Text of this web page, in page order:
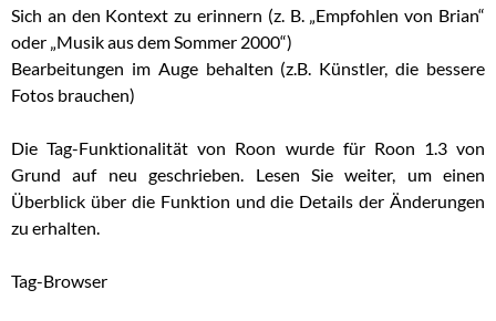
Sich an den Kontext zu erinnern (z. B. „Empfohlen von Brian“
oder „Musik aus dem Sommer 2000“)
Bearbeitungen im Auge behalten (z.B. Künstler, die bessere
Fotos brauchen)
Die Tag-Funktionalität von Roon wurde für Roon 1.3 von
Grund auf neu geschrieben. Lesen Sie weiter, um einen
Überblick über die Funktion und die Details der Änderungen
zu erhalten.
Tag-Browser